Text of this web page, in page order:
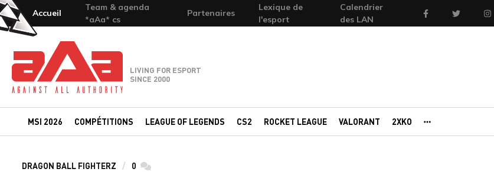
Accueil
Team & agenda
*aAa* cs
Partenaires
Lexique de
l'esport
Calendrier
des LAN
FacebookTwitter
Team-aAa - against All authority
LIVING FOR ESPORT
SINCE 2000
MSI 2026 COMPÉTITIONS LEAGUE OF LEGENDS CS2 ROCKET LEAGUE VALORANT 2XKO
DRAGON BALL FIGHTERZ 0 commentaires